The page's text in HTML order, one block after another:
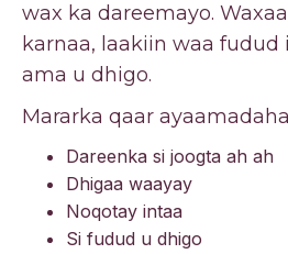
wax ka dareemayo.
karnaa, laakiin waa fudud
ama u dhigo.
Mararka qaar
Dareenka si joogta ah ah
Dhigaa waayay
Noqotay intaa
Si fudud u dhigo